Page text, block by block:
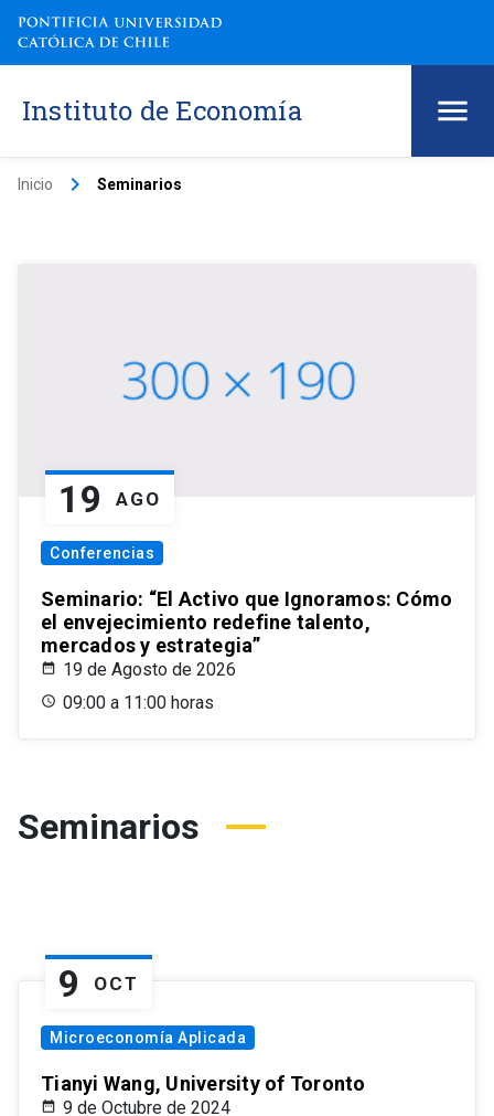
Instituto de Economía
Inicio keyboard_arrow_right Seminarios
19 AGO
Conferencias
Seminario: “El Activo que Ignoramos: Cómo
el envejecimiento redefine talento,
mercados y estrategia”
19 de Agosto de 2026
09:00 a 11:00 horas
Seminarios
9 OCT
Microeconomía Aplicada
Tianyi Wang, University of Toronto
9 de Octubre de 2024